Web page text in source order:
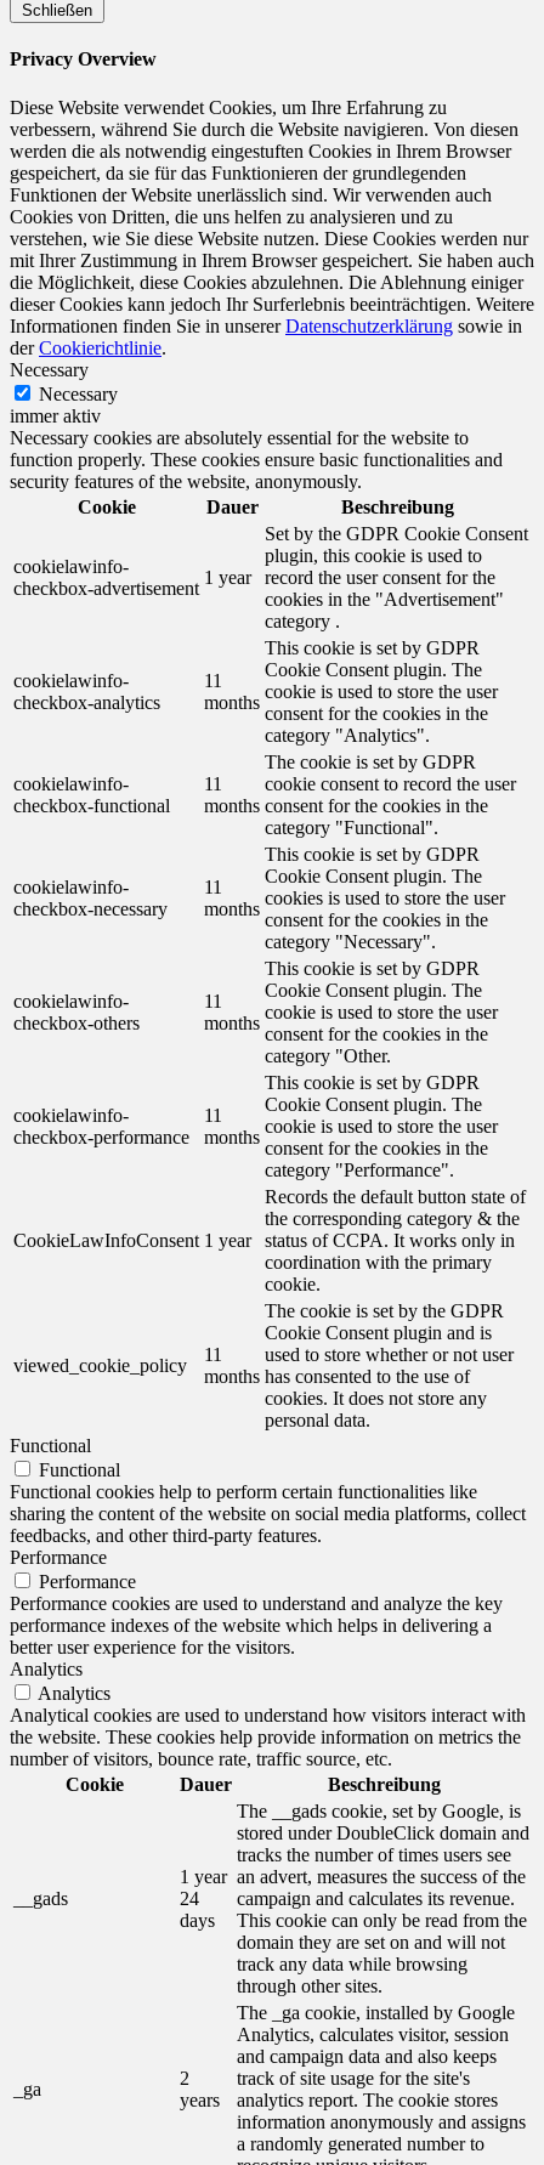
Schließen
Privacy Overview
Diese Website verwendet Cookies, um Ihre Erfahrung zu
verbessern, während Sie durch die Website navigieren. Von diesen
werden die als notwendig eingestuften Cookies in Ihrem Browser
gespeichert, da sie für das Funktionieren der grundlegenden
Funktionen der Website unerlässlich sind. Wir verwenden auch
Cookies von Dritten, die uns helfen zu analysieren und zu
verstehen, wie Sie diese Website nutzen. Diese Cookies werden nur
mit Ihrer Zustimmung in Ihrem Browser gespeichert. Sie haben auch
die Möglichkeit, diese Cookies abzulehnen. Die Ablehnung einiger
dieser Cookies kann jedoch Ihr Surferlebnis beeinträchtigen. Weitere
Informationen finden Sie in unsererDatenschutzerklärung sowie in
derCookierichtlinie.
Necessary
Necessary
immer aktiv
Necessary cookies are absolutely essential for the website to
function properly. These cookies ensure basic functionalities and
security features of the website, anonymously.
Cookie
Dauer Beschreibung
cookielawinfo-
checkbox-advertisement
1 year
Set by the GDPR Cookie Consent
plugin, this cookie is used to
record the user consent for the
cookies in the "Advertisement"
category .
cookielawinfo-
checkbox-analytics
11
months
This cookie is set by GDPR
Cookie Consent plugin. The
cookie is used to store the user
consent for the cookies in the
category "Analytics".
cookielawinfo-
checkbox-functional
11
months
The cookie is set by GDPR
cookie consent to record the user
consent for the cookies in the
category "Functional".
cookielawinfo-
checkbox-necessary
11
months
This cookie is set by GDPR
Cookie Consent plugin. The
cookies is used to store the user
consent for the cookies in the
category "Necessary".
cookielawinfo-
checkbox-others
11
months
This cookie is set by GDPR
Cookie Consent plugin. The
cookie is used to store the user
consent for the cookies in the
category "Other.
cookielawinfo-
checkbox-performance
11
months
This cookie is set by GDPR
Cookie Consent plugin. The
cookie is used to store the user
consent for the cookies in the
category "Performance".
CookieLawInfoConsent 1 year
Records the default button state of
the corresponding category & the
status of CCPA. It works only in
coordination with the primary
cookie.
viewed_cookie_policy
11
months
The cookie is set by the GDPR
Cookie Consent plugin and is
used to store whether or not user
has consented to the use of
cookies. It does not store any
personal data.
Functional
Functional
Functional cookies help to perform certain functionalities like
sharing the content of the website on social media platforms, collect
feedbacks, and other third-party features.
Performance
Performance
Performance cookies are used to understand and analyze the key
performance indexes of the website which helps in delivering a
better user experience for the visitors.
Analytics
Analytics
Analytical cookies are used to understand how visitors interact with
the website. These cookies help provide information on metrics the
number of visitors, bounce rate, traffic source, etc.
Cookie
Dauer Beschreibung
__gads
1 year
24
days
The __gads cookie, set by Google, is
stored under DoubleClick domain and
tracks the number of times users see
an advert, measures the success of the
campaign and calculates its revenue.
This cookie can only be read from the
domain they are set on and will not
track any data while browsing
through other sites.
_ga
2
years
The _ga cookie, installed by Google
Analytics, calculates visitor, session
and campaign data and also keeps
track of site usage for the site's
analytics report. The cookie stores
information anonymously and assigns
a randomly generated number to